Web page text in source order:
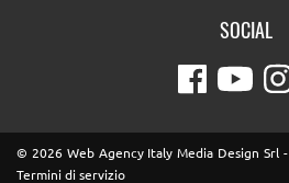
SOCIAL
© 2026 Web Agency Italy Media Design Srl -
Termini di servizio